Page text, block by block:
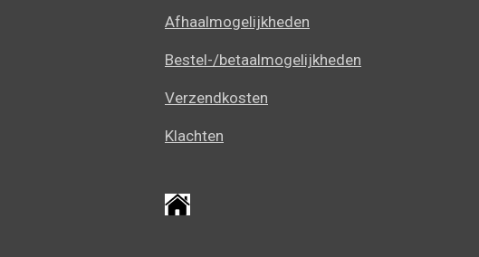
Afhaalmogelijkheden
Bestel-/betaalmogelijkheden
Verzendkosten
Klachten